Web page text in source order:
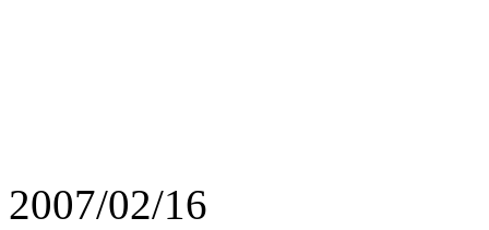
2007/02/16